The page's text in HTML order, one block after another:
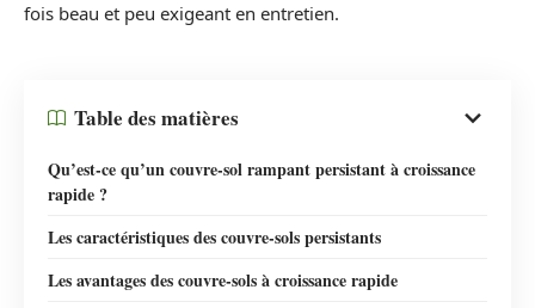
fois beau et peu exigeant en entretien.
Table des matières
Qu’est-ce qu’un couvre-sol rampant persistant à croissance
rapide ?
Les caractéristiques des couvre-sols persistants
Les avantages des couvre-sols à croissance rapide